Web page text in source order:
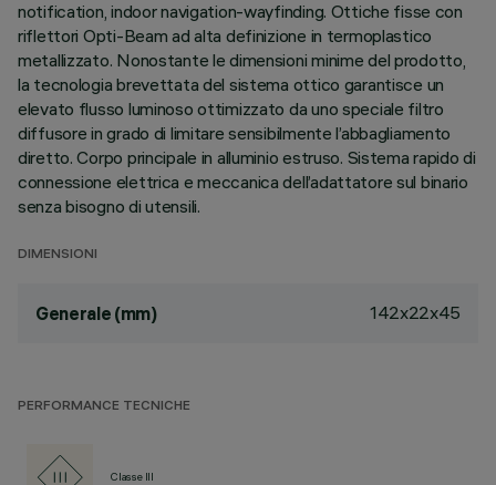
notification, indoor navigation-wayfinding. Ottiche fisse con
riflettori Opti-Beam ad alta definizione in termoplastico
metallizzato. Nonostante le dimensioni minime del prodotto,
la tecnologia brevettata del sistema ottico garantisce un
elevato flusso luminoso ottimizzato da uno speciale filtro
diffusore in grado di limitare sensibilmente l’abbagliamento
diretto. Corpo principale in alluminio estruso. Sistema rapido di
connessione elettrica e meccanica dell’adattatore sul binario
senza bisogno di utensili.
DIMENSIONI
Generale (mm) 142x22x45
PERFORMANCE TECNICHE
Classe III